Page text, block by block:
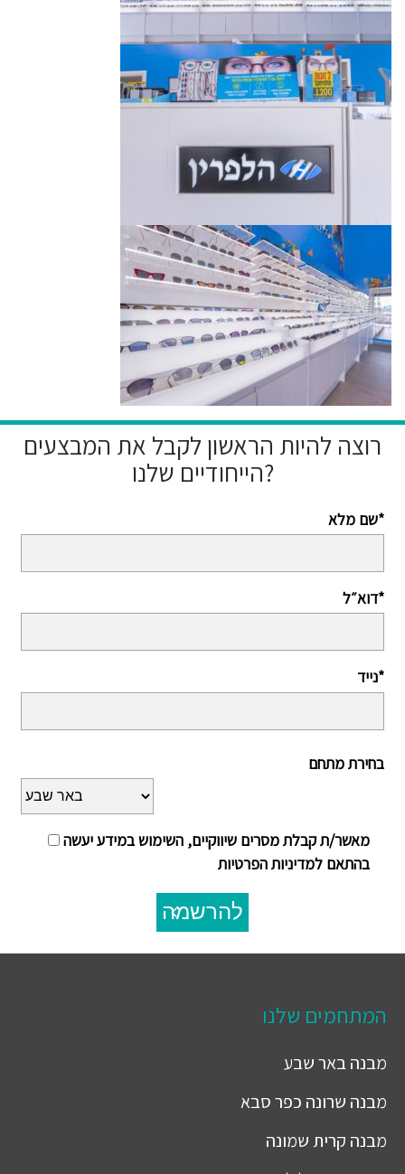
רוצה להיות הראשון לקבל את המבצעים
הייחודיים שלנו?
שם מלא*
דוא״ל*
נייד*
בחירת מתחם
מאשר/ת קבלת מסרים שיווקיים, השימוש במידע יעשה
בהתאם למדיניות הפרטיות
להרשמה
המתחמים שלנו
מבנהבאר שבע
מבנה שרונה כפר סבא
מבנה קרית שמונה